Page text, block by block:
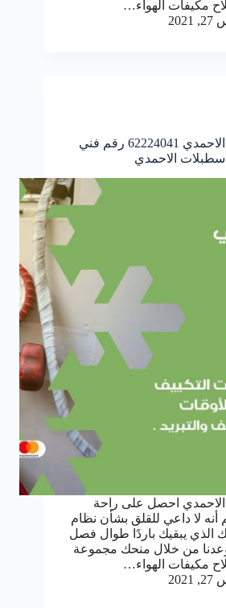
مكيفات الهواء…
فني تكييف اسطبلات الاحمدي 62224041 رقم فني
الاحمدي
احصل على راحة
أنه لا داعي للقلق بشأن نظام
الذي يبقيك باردًا طوال فصل
من خلال منحك مجموعة
مكيفات الهواء…